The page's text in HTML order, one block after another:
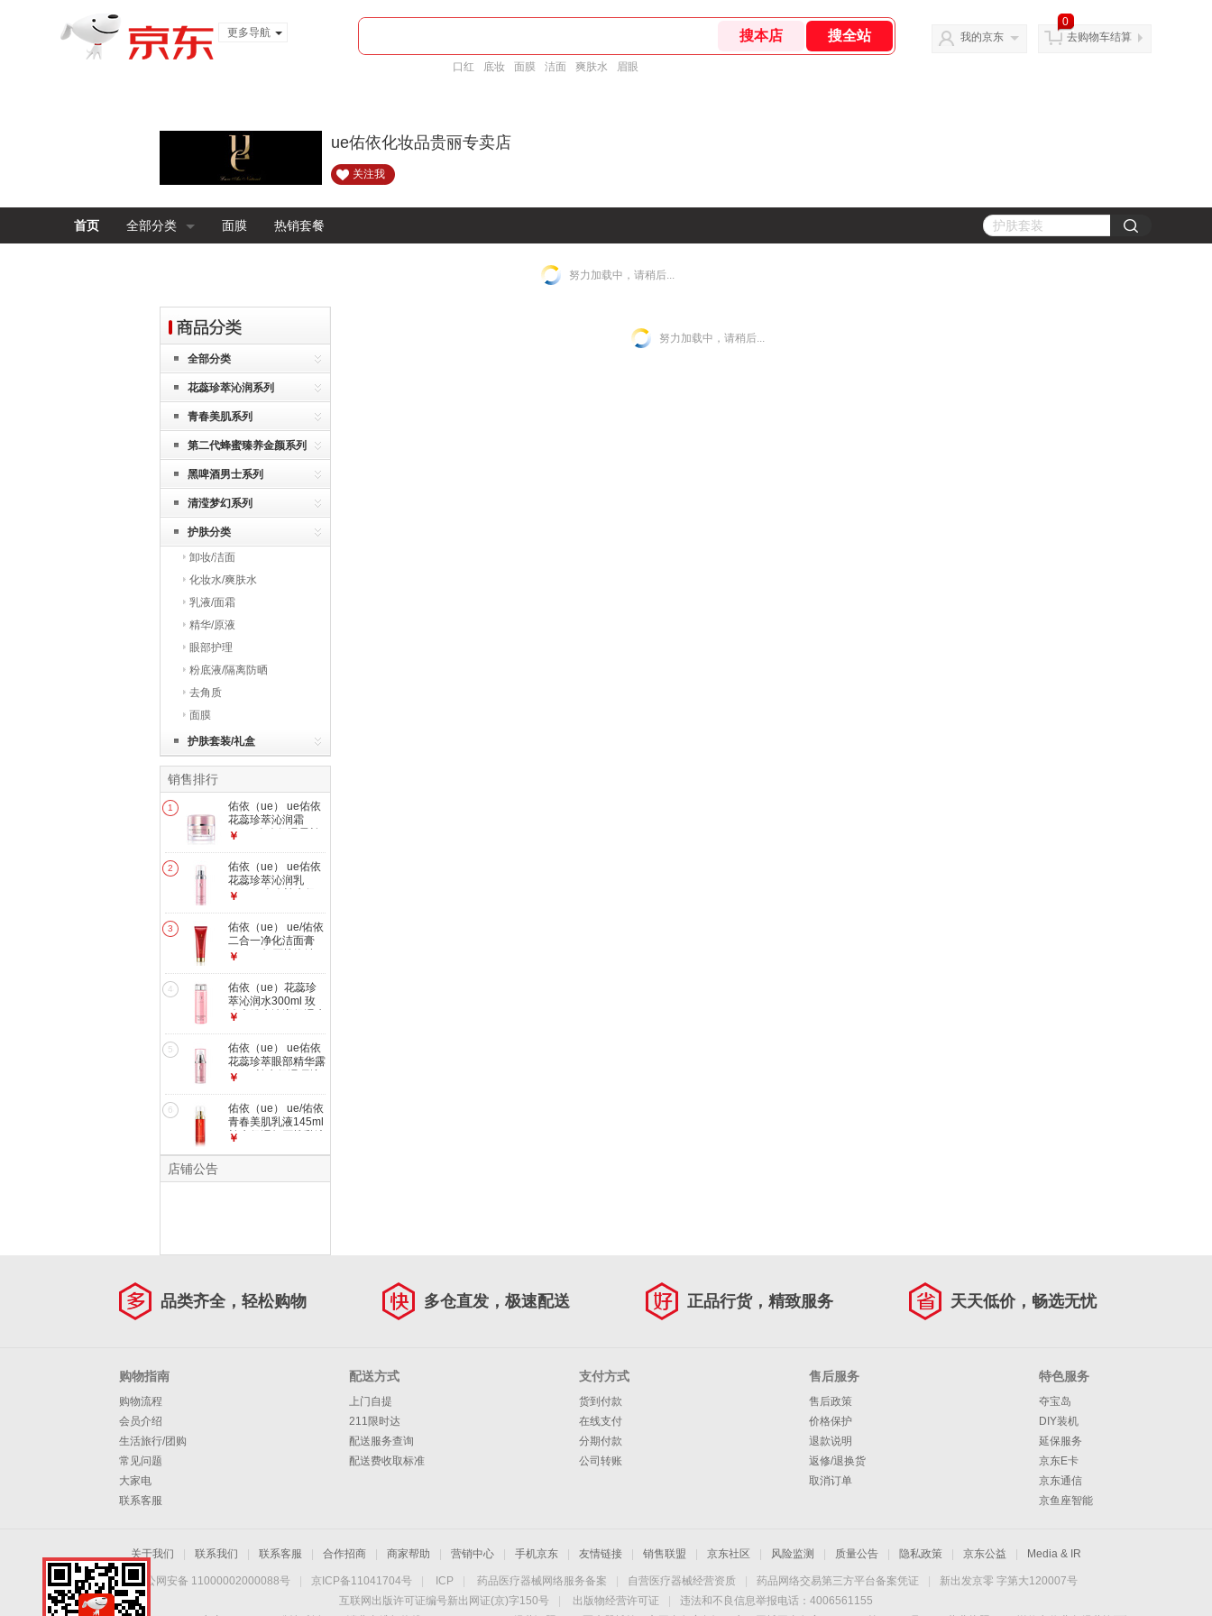
更多导航
口红 底妆 面膜 洁面 爽肤水 眉眼
我的京东
0
去购物车结算
ue佑依化妆品贵丽专卖店
关注我
首页 全部分类 面膜 热销套餐
努力加载中，请稍后...
全部分类
花蕊珍萃沁润系列
青春美肌系列
第二代蜂蜜臻养金颜系列
黑啤酒男士系列
清滢梦幻系列
护肤分类
卸妆/洁面
化妆水/爽肤水
乳液/面霜
精华/原液
眼部护理
粉底液/隔离防晒
去角质
面膜
护肤套装/礼盒
销售排行
1
佑依（ue） ue佑依
花蕊珍萃沁润霜
50ml 玫瑰保湿霜补
￥
2
佑依（ue） ue佑依
花蕊珍萃沁润乳
145ml 玫瑰补水保
￥
3
佑依（ue） ue/佑依
二合一净化洁面膏
150ml 红石榴泡沫
￥
4
佑依（ue）花蕊珍
萃沁润水300ml 玫
瑰大粉水沁润保湿水
￥
5
佑依（ue） ue佑依
花蕊珍萃眼部精华露
20ml 补水保湿呵护
20ml
￥
6
佑依（ue） ue/佑依
青春美肌乳液145ml
补水保湿红石榴乳液
￥
店铺公告
努力加载中，请稍后...
品类齐全，轻松购物 多仓直发，极速配送 正品行货，精致服务 天天低价，畅选无忧
购物指南
购物流程
会员介绍
生活旅行/团购
常见问题
大家电
联系客服
配送方式
上门自提
211限时达
配送服务查询
配送费收取标准
支付方式
货到付款
在线支付
分期付款
公司转账
售后服务
售后政策
价格保护
退款说明
返修/退换货
取消订单
特色服务
夺宝岛
DIY装机
延保服务
京东E卡
京东通信
京鱼座智能
关于我们 联系我们 联系客服 合作招商 商家帮助 营销中心 手机京东 友情链接 销售联盟 京东社区 风险监测 质量公告 隐私政策 京东公益 Media & IR
京公网安备 11000002000088号 京ICP备11041704号 ICP 药品医疗器械网络服务备案 自营医疗器械经营资质 药品网络交易第三方平台备案凭证
新出发京零 字第大120007号
互联网出版许可证编号新出网证(京)字150号
出版物经营许可证
违法和不良信息举报电话：4006561155